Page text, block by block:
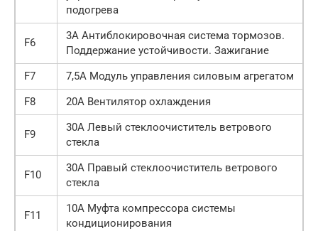
подогрева
F6
3А Антиблокировочная система тормозов.
Поддержание устойчивости. Зажигание
F7
7,5А Модуль управления силовым агрегатом
F8
20А Вентилятор охлаждения
F9
30А Левый стеклоочиститель ветрового
стекла
F10
30А Правый стеклоочиститель ветрового
стекла
F11
10А Муфта компрессора системы
кондициониро­вания